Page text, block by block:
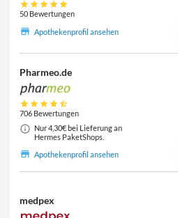
50 Bewertungen
Apothekenprofil ansehen
Pharmeo.de
706 Bewertungen
Nur 4,30€ bei Lieferung an
Hermes PaketShops.
Apothekenprofil ansehen
medpex